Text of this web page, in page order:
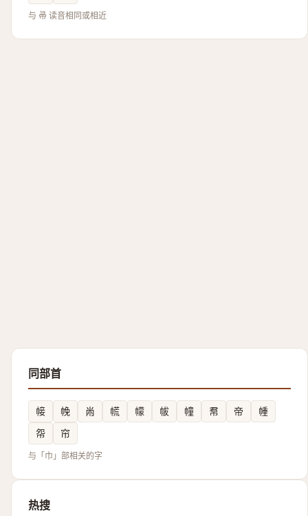
与 帚 读音相同或相近
同部首
帹 㡈 㡀 㡛 幪 帗 幢 帬 帝
㡖
㠾
帘
与「巾」部相关的字
热搜